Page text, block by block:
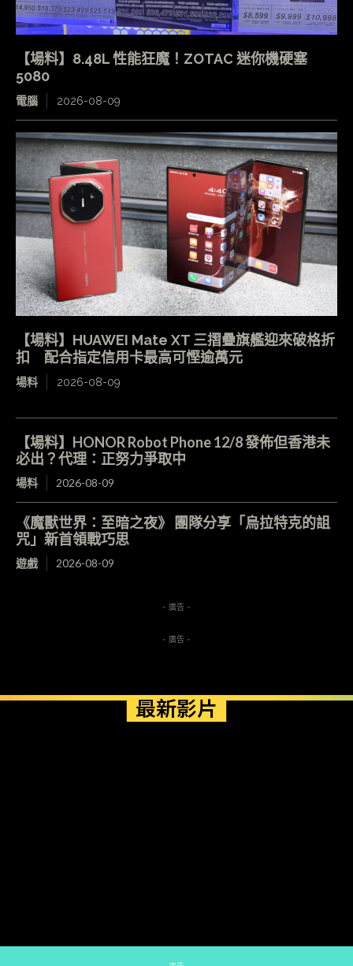
【場料】8.48L 性能狂魔！ZOTAC 迷你機硬塞
5080
電腦 2026-08-09
【場料】HUAWEI Mate XT 三摺疊旗艦迎來破格折
扣 配合指定信用卡最高可慳逾萬元
場料 2026-08-09
【場料】HONOR Robot Phone 12/8 發佈但香港未
必出？代理：正努力爭取中
場料 2026-08-09
《魔獸世界：至暗之夜》 團隊分享「烏拉特克的詛
咒」新首領戰巧思
遊戲 2026-08-09
- 廣告 -
- 廣告 -
最新影片